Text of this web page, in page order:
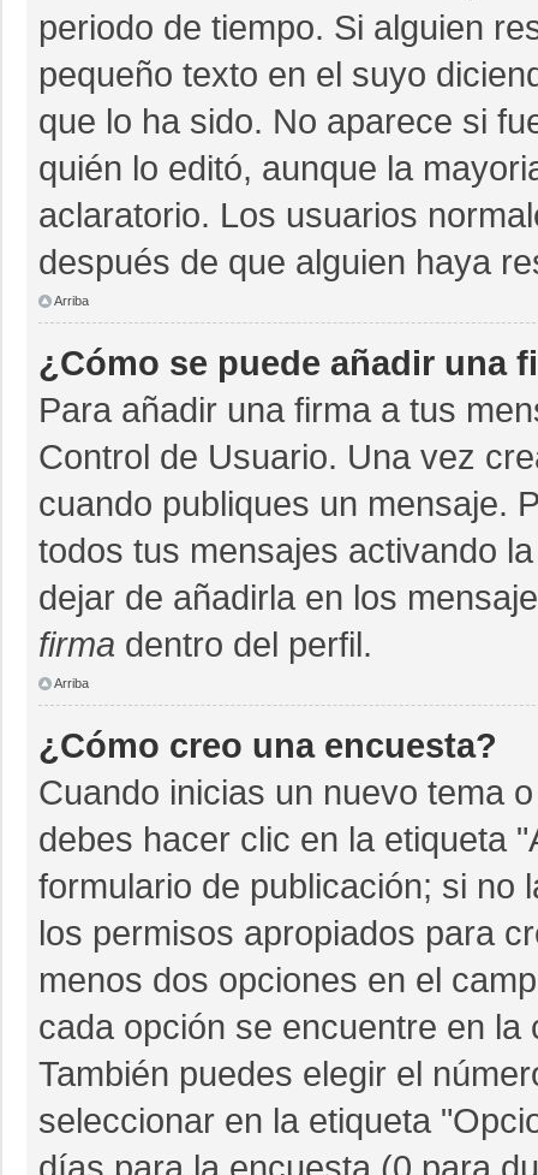
periodo de tiempo. Si alguien
pequeño texto en el suyo
que lo ha sido. No aparece si
quién lo editó, aunque la
aclaratorio. Los usuarios
después de que alguien haya
Arriba
¿Cómo se puede añadir una
Para añadir una firma a tus
Control de Usuario. Una vez
cuando publiques un mensaje.
todos tus mensajes activando
dejar de añadirla en los
firma dentro del perfil.
Arriba
¿Cómo creo una encuesta?
Cuando inicias un nuevo tema
debes hacer clic en la etiqueta
formulario de publicación; si no
los permisos apropiados para
menos dos opciones en el
cada opción se encuentre en
También puedes elegir el
seleccionar en la etiqueta
días para la encuesta (0 para